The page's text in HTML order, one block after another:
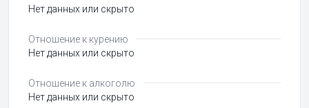
Нет данных или скрыто
Отношение к курению
Нет данных или скрыто
Отношение к алкоголю
Нет данных или скрыто